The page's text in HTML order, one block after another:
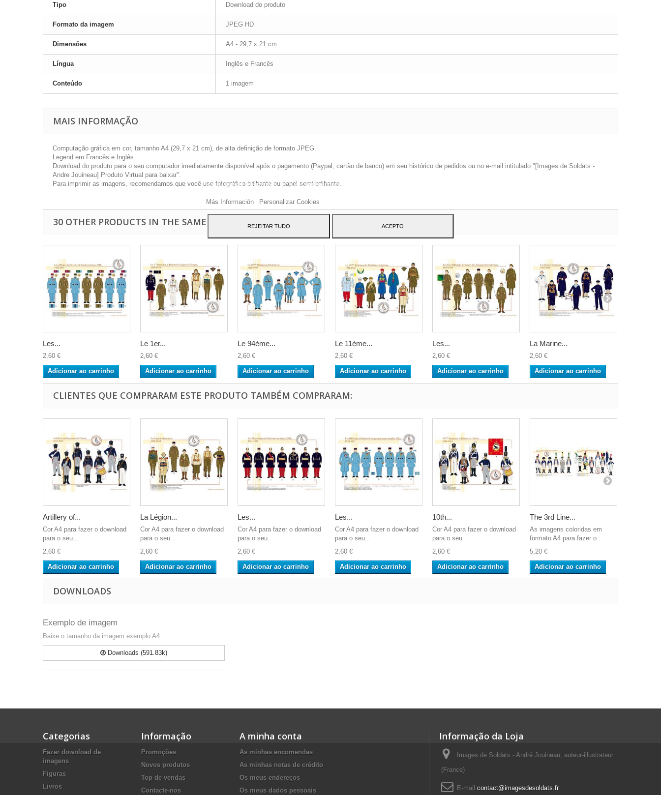
Tipo Download do produto
Formato da imagem JPEG HD
Dimensões A4 - 29,7 x 21 cm
Língua Inglês e Francês
Conteúdo 1 imagem
MAIS INFORMAÇÃO
Computação gráfica em cor, tamanho A4 (29,7 x 21 cm), de alta definição de formato JPEG.
Legend em Francês e Inglês.
Download do produto para o seu computador imediatamente disponível após o pagamento (Paypal, cartão de banco) em seu histórico de pedidos ou no e-mail intitulado "[Images de Soldats -
Andre Jouineau] Produto Virtual para baixar".
Para imprimir as imagens, recomendamos que você use fotográfico brilhante ou papel semi-brilhante.
30 OTHER PRODUCTS IN THE SAME CATEGORY:
Les...
2,60 €
Adicionar ao carrinho
Le 1er...
2,60 €
Adicionar ao carrinho
Le 94ème...
2,60 €
Adicionar ao carrinho
Le 11ème...
2,60 €
Adicionar ao carrinho
Les...
2,60 €
Adicionar ao carrinho
La Marine...
2,60 €
Adicionar ao carrinho
CLIENTES QUE COMPRARAM ESTE PRODUTO TAMBÉM COMPRARAM:
Artillery of...
Cor A4 para fazer o download
para o seu...
2,60 €
Adicionar ao carrinho
La Légion...
Cor A4 para fazer o download
para o seu...
2,60 €
Adicionar ao carrinho
Les...
Cor A4 para fazer o download
para o seu...
2,60 €
Adicionar ao carrinho
Les...
Cor A4 para fazer o download
para o seu...
2,60 €
Adicionar ao carrinho
10th...
Cor A4 para fazer o download
para o seu...
2,60 €
Adicionar ao carrinho
The 3rd Line...
As imagens coloridas em
formato A4 para fazer o...
5,20 €
Adicionar ao carrinho
DOWNLOADS
Exemplo de imagem
Baixe o tamanho da imagem exemplo A4.
Downloads (591.83k)
Categorias
Fazer download de
imagens
Figuras
Livros
Informação
Promoções
Novos produtos
Top de vendas
Contacte-nos
A minha conta
As minhas encomendas
As minhas notas de crédito
Os meus endereços
Os meus dados pessoais
Informação da Loja
Images de Soldats - André Jouineau, auteur-illustrateur
(France)
E-mail contact@imagesdesoldats.fr
a publicidade relacionada às suas preferências, analisando seus hábitos navegação.
Más Información
Personalizar Cookies
REJEITAR TUDO ACEPTO